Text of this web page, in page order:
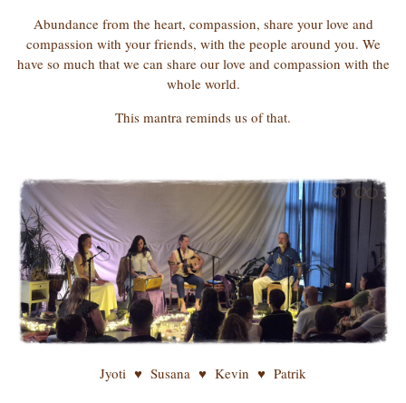
Abundance from the heart, compassion, share your love and
compassion with your friends, with the people around you. We
have so much that we can share our love and compassion with the
whole world.
This mantra reminds us of that.
Jyoti ♥ Susana ♥ Kevin ♥ Patrik